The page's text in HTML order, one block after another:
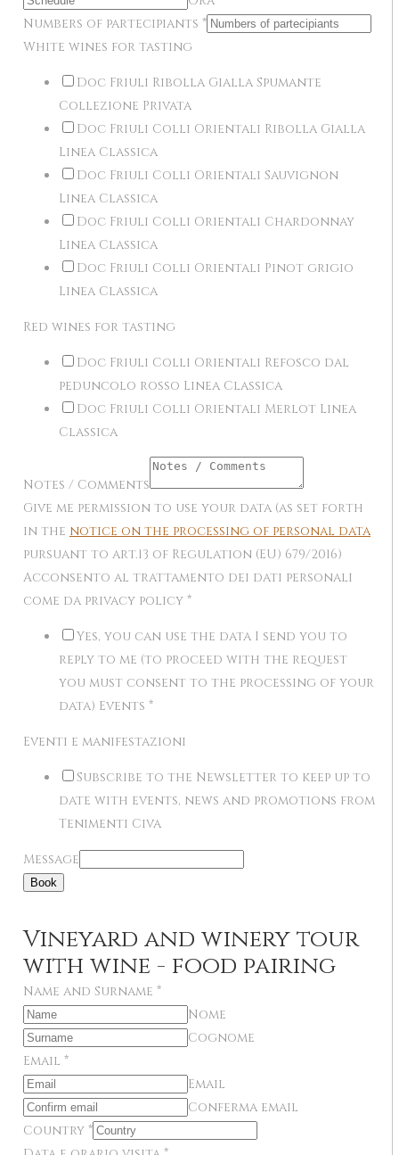
Numbers of partecipiants *
White wines for tasting
Doc Friuli Ribolla Gialla Spumante
Collezione Privata
Doc Friuli Colli Orientali Ribolla Gialla
Linea Classica
Doc Friuli Colli Orientali Sauvignon
Linea Classica
Doc Friuli Colli Orientali Chardonnay
Linea Classica
Doc Friuli Colli Orientali Pinot grigio
Linea Classica
Red wines for tasting
Doc Friuli Colli Orientali Refosco dal
peduncolo rosso Linea Classica
Doc Friuli Colli Orientali Merlot Linea
Classica
Notes / Comments
Give me permission to use your data (as set forth
in the notice on the processing of personal data
pursuant to art.13 of Regulation (EU) 679/2016)
Acconsento al trattamento dei dati personali
come da privacy policy *
Yes, you can use the data I send you to
reply to me (to proceed with the request
you must consent to the processing of your
data) Events *
Eventi e manifestazioni
Subscribe to the Newsletter to keep up to
date with events, news and promotions from
Tenimenti Civa
Message
Book
Vineyard and winery tour
with wine - food pairing
Name and Surname *
Nome
Cognome
Email *
Email
Conferma email
Country *